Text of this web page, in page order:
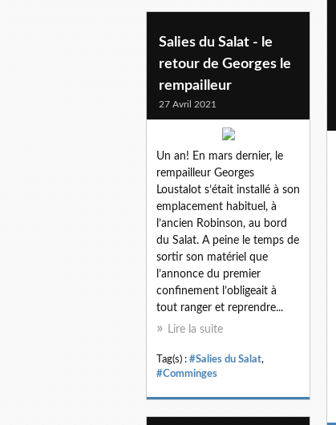
Salies du Salat - le
retour de Georges le
rempailleur
27 Avril 2021
Un an! En mars dernier, le
rempailleur Georges
Loustalot s’était installé à son
emplacement habituel, à
l’ancien Robinson, au bord
du Salat. A peine le temps de
sortir son matériel que
l’annonce du premier
confinement l’obligeait à
tout ranger et reprendre...
Lire la suite
Tag(s) : #Salies du Salat,
#Comminges